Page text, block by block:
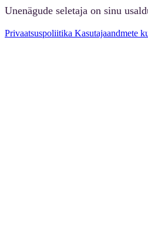
Unenägude seletaja on sinu
Privaatsuspoliitika Kasutajaandmete